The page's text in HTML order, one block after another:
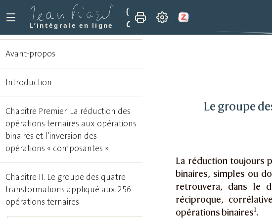
L’intégrale en ligne
(1952)
Essai sur les
Chapitre II. Le groupe des quatre
Le groupe
La réduction toujours
binaires, simples ou
retrouvera, dans le
réciproque,
opérations binaires1.
Avant-propos
Introduction
Chapitre Premier. La réduction des
opérations ternaires aux opérations
binaires et l’inversion des
opérations « composantes »
Chapitre II. Le groupe des quatre
transformations appliqué aux 256
opérations ternaires